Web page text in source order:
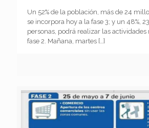
Un 52% de la población, más de 24
se incorpora hoy a la fase 3; y un 48%,
personas, podrá realizar las actividades
fase 2. Mañana, martes […]